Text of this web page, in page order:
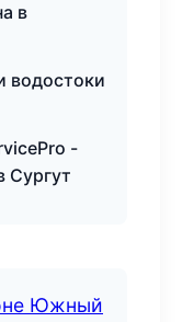
в
водостоки
-
Сургут
Южный